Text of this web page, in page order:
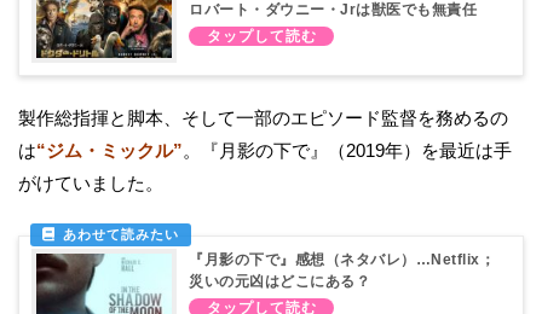
ロバート・ダウニー・Jrは獣医でも無責任
製作総指揮と脚本、そして一部のエピソード監督を務めるの
は“ジム・ミックル”。『月影の下で』（2019年）を最近は手
がけていました。
『月影の下で』感想（ネタバレ）…Netflix；
災いの元凶はどこにある？